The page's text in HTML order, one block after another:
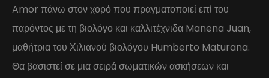
Amor πάνω στον χορό που πραγματοποιεί επί του
παρόντος με τη βιολόγο και καλλιτέχνιδα Manena Juan,
μαθήτρια του Χιλιανού βιολόγου Humberto Maturana.
Θα βασιστεί σε μια σειρά σωματικών ασκήσεων και